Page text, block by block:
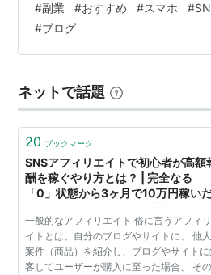
ィリエイトで稼げない人の3つの
━━━━━━━━━━━━━━━━━ アフィリエ
る人には、共通したパターンがあ
の説明」を書いている ❌ 記事数
な…
#副業 #おすすめ #スマホ #
#ブログ
ネットで話題
20 ブックマーク
SNSアフィリエイトで初心者が高額
酬を稼ぐやり方とは？ | 完全なる
「0」状態から3ヶ月で10万円稼い
一般的なアフィリエイト 俗に言うアフィ
イトとは、自分のブログやサイトに、 他
案件（商品）を紹介し、ブログやサイト
客してユーザーが購入に至った場合、 そ